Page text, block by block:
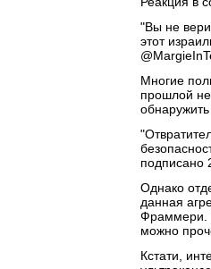
"Вы не
этот
Многие
прошлой
подписано
Однако
данная
Фраммери.
можно
Кстати,